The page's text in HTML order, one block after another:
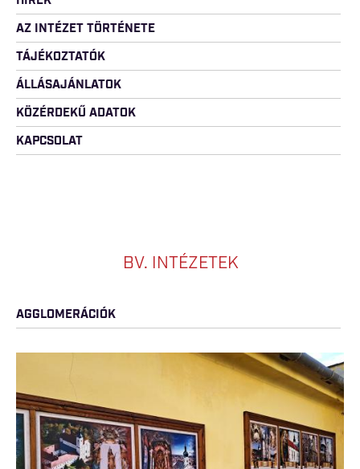
AZ INTÉZET TÖRTÉNETE
TÁJÉKOZTATÓK
ÁLLÁSAJÁNLATOK
KÖZÉRDEKŰ ADATOK
KAPCSOLAT
BV. INTÉZETEK
AGGLOMERÁCIÓK